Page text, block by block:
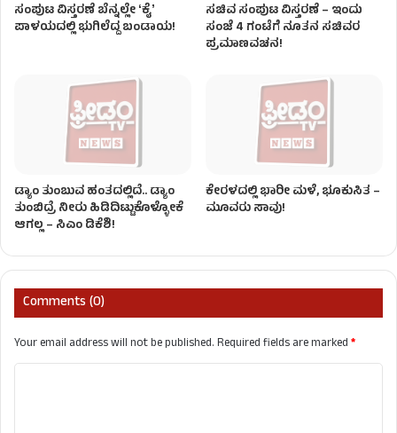
ಸಂಪುಟ ವಿಸ್ತರಣೆ ಬೆನ್ನಲ್ಲೇ ʻಕೈʼ
ಪಾಳಯದಲ್ಲಿ ಭುಗಿಲೆದ್ದ ಬಂಡಾಯ!
ಸಚಿವ ಸಂಪುಟ ವಿಸ್ತರಣೆ – ಇಂದು
ಸಂಜೆ 4 ಗಂಟೆಗೆ ನೂತನ ಸಚಿವರ
ಪ್ರಮಾಣವಚನ!
ಡ್ಯಾಂ ತುಂಬುವ ಹಂತದಲ್ಲಿದೆ.. ಡ್ಯಾಂ
ತುಂಬಿದ್ರೆ ನೀರು ಹಿಡಿದಿಟ್ಟುಕೊಳ್ಳೋಕೆ
ಆಗಲ್ಲ – ಸಿಎಂ ಡಿಕೆಶಿ!
ಕೇರಳದಲ್ಲಿ ಭಾರೀ ಮಳೆ, ಭೂಕುಸಿತ –
ಮೂವರು ಸಾವು!
Comments (0)
Your email address will not be published.Required fields are marked*